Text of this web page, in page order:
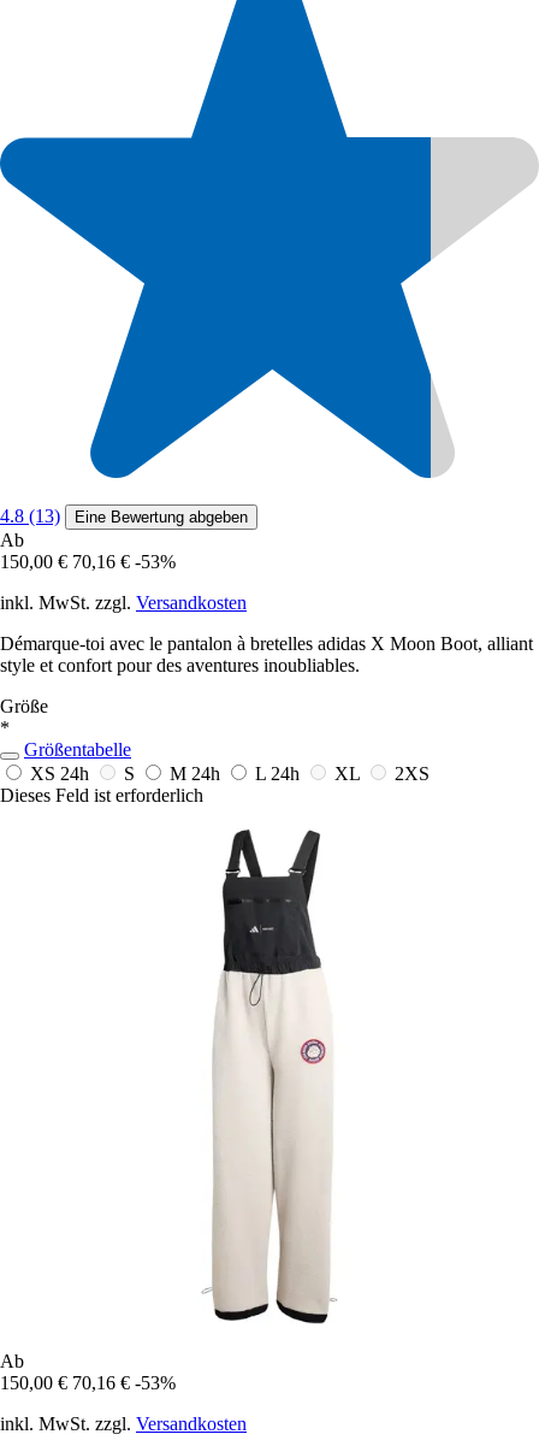
4.8 (13) Eine Bewertung abgeben
Ab
150,00 € 70,16 € -53%
inkl. MwSt. zzgl. Versandkosten
Démarque-toi avec le pantalon à bretelles adidas X Moon Boot, alliant
style et confort pour des aventures inoubliables.
Größe
*
Größentabelle
XS 24h S M 24h L 24h XL
2XS
Dieses Feld ist erforderlich
Ab
150,00 € 70,16 € -53%
inkl. MwSt. zzgl. Versandkosten